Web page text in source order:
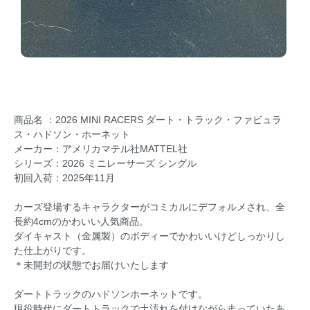
商品名 ：2026 MINI RACERS ダート・トラック・ファビュラ
ス・ハドソン・ホーネット
メーカー：アメリカマテル社MATTEL社
シリーズ：2026 ミニレーサーズ シングル
初回入荷：2025年11月
カーズ登場するキャラクターがコミカルにデフォルメされ、全
長約4cmのかわいい人気商品。
ダイキャスト（金属製）のボディーでかわいいけどしっかりし
た仕上がりです。
＊未開封の状態でお届けいたします
ダートトラックのハドソンホーネットです。